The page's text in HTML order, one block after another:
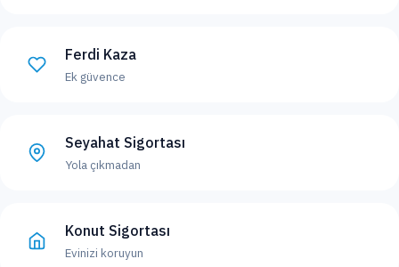
Ferdi Kaza
Ek güvence
Seyahat Sigortası
Yola çıkmadan
Konut Sigortası
Evinizi koruyun